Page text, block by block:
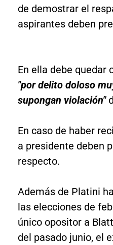
de demostrar el
aspirantes deben
En ella debe quedar
"por delito doloso
supongan violación"
En caso de haber
a presidente deben
respecto.
Además de Platini
las elecciones de
único opositor a
del pasado junio, el